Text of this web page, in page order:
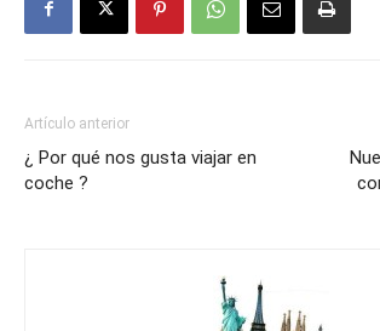
Artículo anterior
¿ Por qué nos gusta viajar en
coche ?